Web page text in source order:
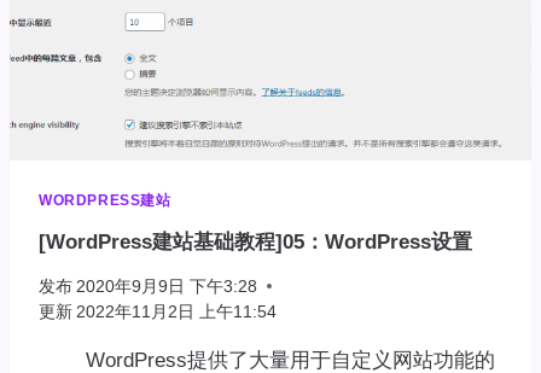
上？
WORDPRESS建站
[WordPress建站基础教程]05：WordPress设置
发布 2020年9月9日 下午3:28
更新 2022年11月2日 上午11:54
WordPress提供了大量用于自定义网站功能的